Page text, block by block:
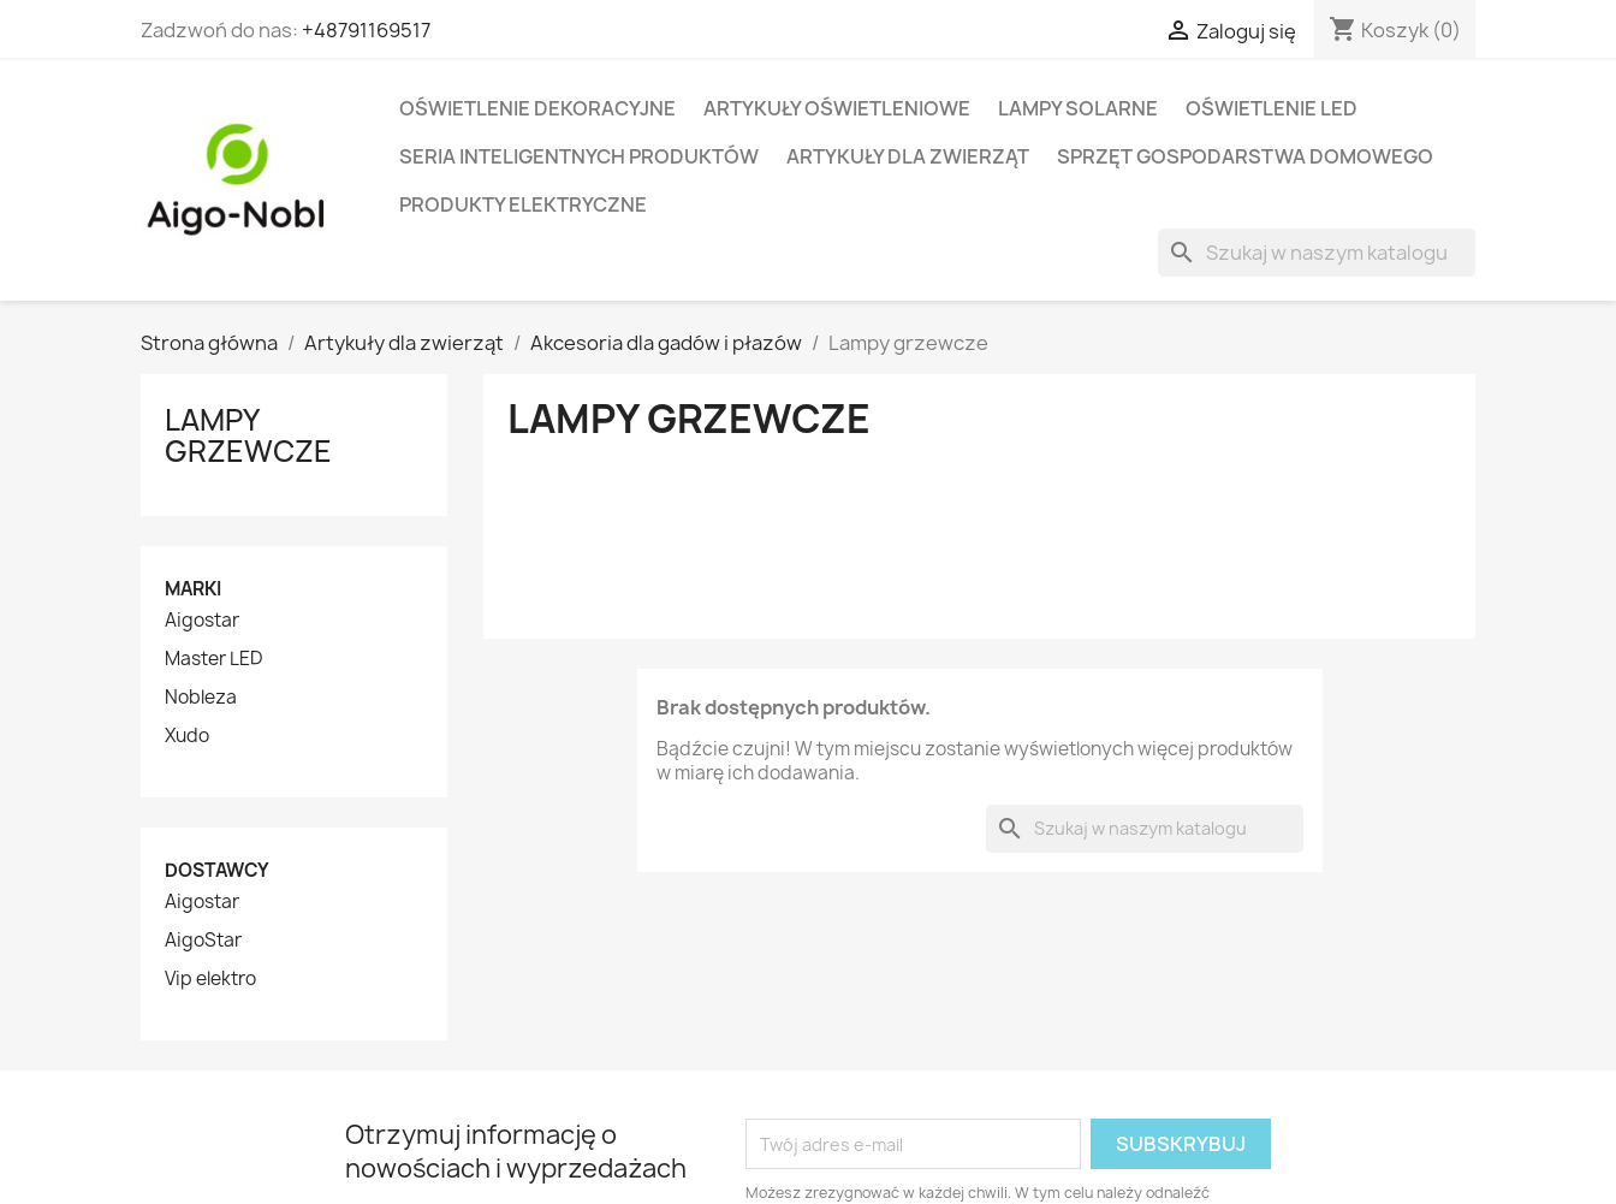
Zadzwoń do nas: +48791169517  Zaloguj się shopping_cart Koszyk (0)
OŚWIETLENIE DEKORACYJNE ARTYKUŁY OŚWIETLENIOWE LAMPY SOLARNE
OŚWIETLENIE LED
SERIA INTELIGENTNYCH PRODUKTÓW
ARTYKUŁY DLA ZWIERZĄT
SPRZĘT GOSPODARSTWA DOMOWEGO
PRODUKTY ELEKTRYCZNE
search
Strona główna Artykuły dla zwierząt Akcesoria dla gadów i płazów Lampy grzewcze
LAMPY
GRZEWCZE
MARKI
Aigostar
Master LED
Nobleza
Xudo
DOSTAWCY
Aigostar
AigoStar
Vip elektro
LAMPY GRZEWCZE
Brak dostępnych produktów.
Bądźcie czujni! W tym miejscu zostanie wyświetlonych więcej produktów
w miarę ich dodawania.
search
Otrzymuj informację o
nowościach i wyprzedażach
Możesz zrezygnować w każdej chwili. W tym celu należy odnaleźć